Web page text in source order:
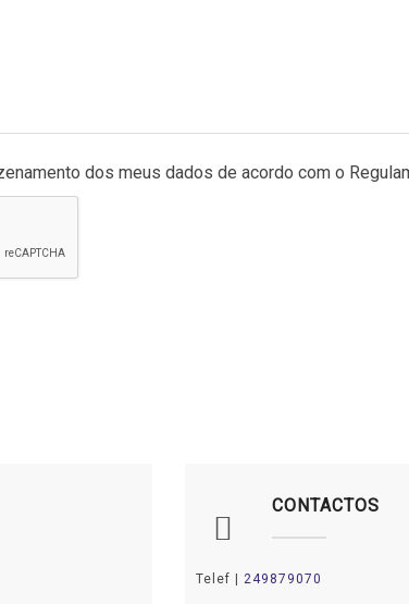
dos meus dados de acordo com o
CONTACTOS
Telef | 249879070